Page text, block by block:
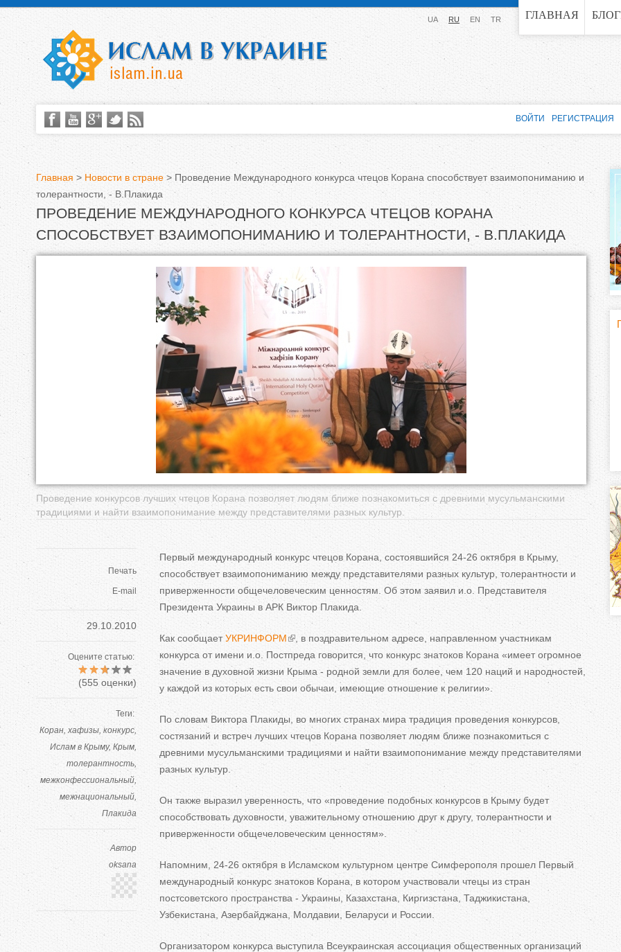
Jump to navigation ГЛАВНАЯ
UA RU EN TR
В
ы
з
Главная > Новости в стране > Проведение Международного конкурса чтецов Корана способствует взаимопониманию и
толерантности, - В.Плакида
ПРОВЕДЕНИЕ МЕЖДУНАРОДНОГО КОНКУРСА ЧТЕЦОВ КОРАНА
СПОСОБСТВУЕТ ВЗАИМОПОНИМАНИЮ И ТОЛЕРАНТНОСТИ, - В.ПЛАКИДА
Проведение конкурсов лучших чтецов Корана позволяет людям ближе познакомиться с древними мусульманскими
традициями и найти взаимопонимание между представителями разных культур.
Печать
E-mail
29.10.2010
Оцените статью:
(555 оценки)
Теги:
Коран хафизы конкурс
Ислам в Крыму Крым
толерантность
межконфессиональный
межнациональный
Плакида
Автор
oksana
Первый международный конкурс чтецов Корана, состоявшийся 24-26 октября в Крыму,
способствует взаимопониманию между представителями разных культур, толерантности и
приверженности общечеловеческим ценностям. Об этом заявил и.о. Представителя
Президента Украины в АРК Виктор Плакида.
Как сообщаетУКРИНФОРМ
, в поздравительном адресе, направленном участникам
конкурса от имени и.о. Постпреда говорится, что конкурс знатоков Корана «имеет огромное
значение в духовной жизни Крыма - родной земли для более, чем 120 наций и народностей,
у каждой из которых есть свои обычаи, имеющие отношение к религии».
По словам Виктора Плакиды, во многих странах мира традиция проведения конкурсов,
состязаний и встреч лучших чтецов Корана позволяет людям ближе познакомиться с
древними мусульманскими традициями и найти взаимопонимание между представителями
разных культур.
Он также выразил уверенность, что «проведение подобных конкурсов в Крыму будет
способствовать духовности, уважительному отношению друг к другу, толерантности и
приверженности общечеловеческим ценностям».
Напомним, 24-26 октября в Исламском культурном центре Симферополя прошел Первый
международный конкурс знатоков Корана, в котором участвовали чтецы из стран
постсоветского пространства - Украины, Казахстана, Киргизстана, Таджикистана,
Узбекистана, Азербайджана, Молдавии, Беларуси и России.
Организатором конкурса выступила Всеукраинская ассоциация общественных организаций
ВОЙТИ РЕГИСТРАЦИЯ
о
н
т
а
л
ь
е
а
к
к
к
)